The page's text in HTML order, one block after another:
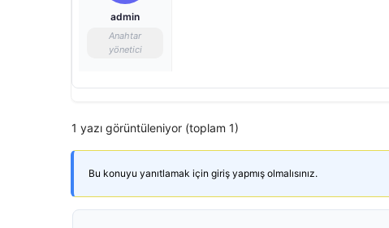
admin
Anahtar
yönetici
1 yazı görüntüleniyor (toplam 1)
Bu konuyu yanıtlamak için giriş yapmış olmalısınız.